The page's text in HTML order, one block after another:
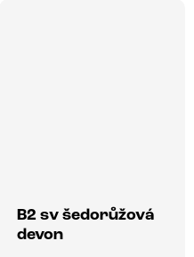
B2 sv šedorůžová
devon